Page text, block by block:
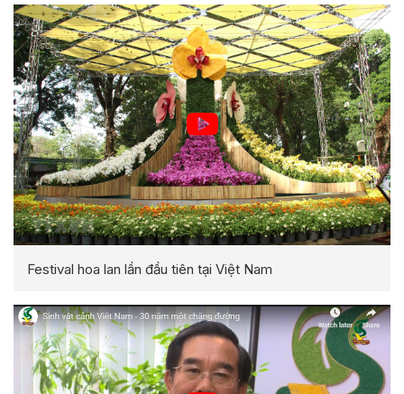
Festival hoa lan lần đầu tiên tại Việt Nam